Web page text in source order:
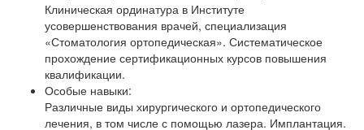
Клиническая ординатура в Институте
усовершенствования врачей, специализация
«Стоматология ортопедическая». Систематическое
прохождение сертификационных курсов повышения
квалификации.
Особые навыки:
Различные виды хирургического и ортопедического
лечения, в том числе с помощью лазера. Имплантация.